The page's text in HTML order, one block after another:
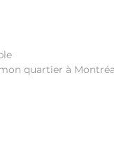
quartier à